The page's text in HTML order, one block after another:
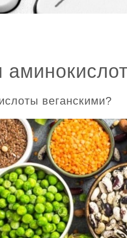
веганскими?